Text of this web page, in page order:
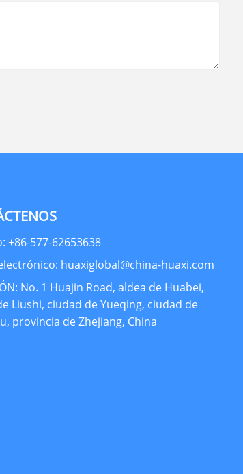
+86-577-62653638
huaxiglobal@china-huaxi.com
No. 1 Huajin Road, aldea de Huabei,
Liushi, ciudad de Yueqing, ciudad de
provincia de Zhejiang, China